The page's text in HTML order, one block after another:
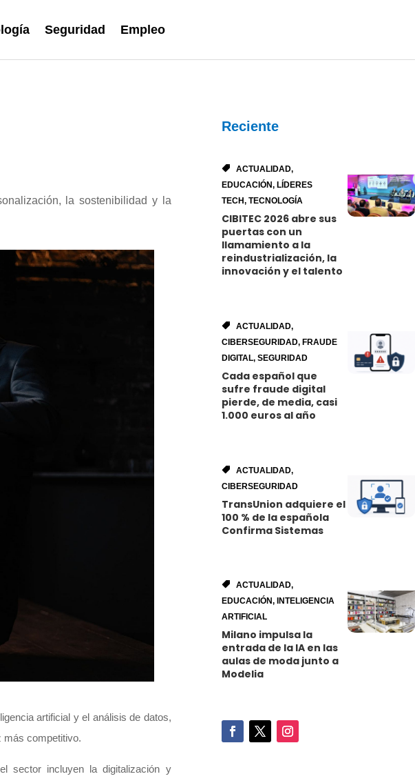
Seguridad Empleo
la sostenibilidad y la
artificial y el análisis de datos,
más competitivo.
sector incluyen la digitalización y
Reciente
ACTUALIDAD,
EDUCACIÓN, LÍDERES
TECH,TECNOLOGÍA
CIBITEC 2026 abre sus
puertas con un
llamamiento a la
reindustrialización, la
innovación y el talento
ACTUALIDAD,
CIBERSEGURIDAD, FRAUDE
DIGITAL,SEGURIDAD
Cada español que
sufre fraude digital
pierde, de media, casi
1.000 euros al año
ACTUALIDAD,
CIBERSEGURIDAD
TransUnion adquiere el
100 % de la española
Confirma Sistemas
ACTUALIDAD,
EDUCACIÓN, INTELIGENCIA
ARTIFICIAL
Milano impulsa la
entrada de la IA en las
aulas de moda junto a
Modelia